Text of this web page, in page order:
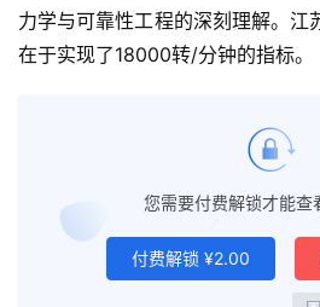
力学与可靠性工程的深刻理解。江
在于实现了18000转/分钟的指标。
您需要付费解锁才能查
付费解锁 ¥2.00